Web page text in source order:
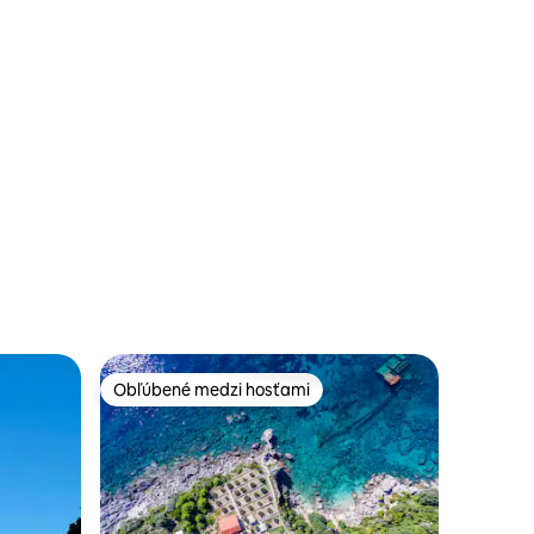
47
Obľúbené medzi hosťami
Obľúbené medzi hosťami